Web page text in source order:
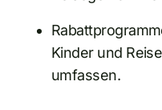
Kinder und
umfassen.